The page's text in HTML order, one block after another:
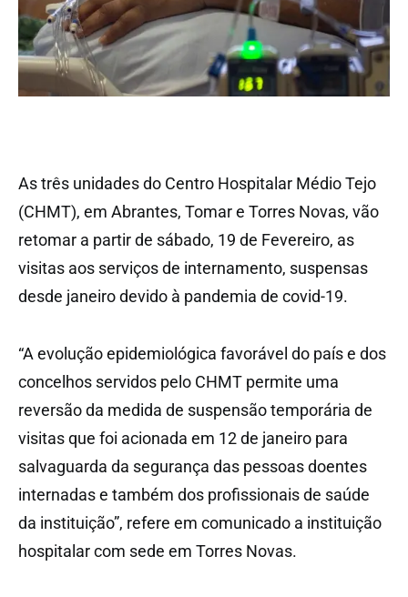
As três unidades do Centro Hospitalar Médio Tejo
(CHMT), em Abrantes, Tomar e Torres Novas, vão
retomar a partir de sábado, 19 de Fevereiro, as
visitas aos serviços de internamento, suspensas
desde janeiro devido à pandemia de covid-19.
“A evolução epidemiológica favorável do país e dos
concelhos servidos pelo CHMT permite uma
reversão da medida de suspensão temporária de
visitas que foi acionada em 12 de janeiro para
salvaguarda da segurança das pessoas doentes
internadas e também dos profissionais de saúde
da instituição”, refere em comunicado a instituição
hospitalar com sede em Torres Novas.